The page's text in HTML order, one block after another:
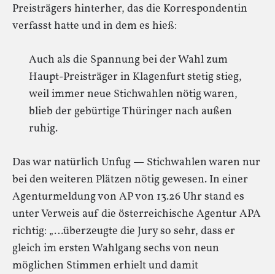
Preisträgers hinterher, das die Korrespondentin
verfasst hatte und in dem es hieß:
Auch als die Spannung bei der Wahl zum
Haupt-Preisträger in Klagenfurt stetig stieg,
weil immer neue Stichwahlen nötig waren,
blieb der gebürtige Thüringer nach außen
ruhig.
Das war natürlich Unfug — Stichwahlen waren nur
bei den weiteren Plätzen nötig gewesen. In einer
Agenturmeldung von AP von 13.26 Uhr stand es
unter Verweis auf die österreichische Agentur APA
richtig: „…überzeugte die Jury so sehr, dass er
gleich im ersten Wahlgang sechs von neun
möglichen Stimmen erhielt und damit